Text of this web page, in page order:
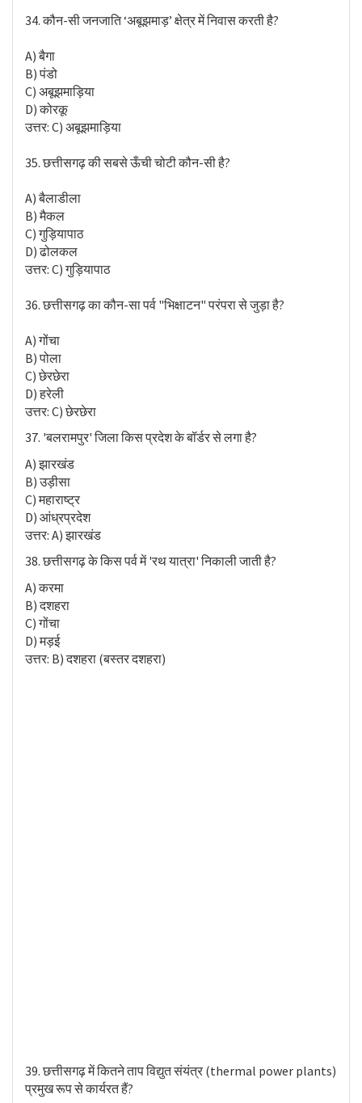
34. कौन-सी जनजाति ‘अबूझमाड़’ क्षेत्र में निवास करती है?
A) बैगा
B) पंडो
C) अबूझमाड़िया
D) कोरकू
उत्तर: C) अबूझमाड़िया
35. छत्तीसगढ़ की सबसे ऊँची चोटी कौन-सी है?
A) बैलाडीला
B) मैकल
C) गुड़ियापाठ
D) ढोलकल
उत्तर: C) गुड़ियापाठ
36. छत्तीसगढ़ का कौन-सा पर्व "भिक्षाटन" परंपरा से जुड़ा है?
A) गोंचा
B) पोला
C) छेरछेरा
D) हरेली
उत्तर: C) छेरछेरा
37. 'बलरामपुर' जिला किस प्रदेश के बॉर्डर से लगा है?
A) झारखंड
B) उड़ीसा
C) महाराष्ट्र
D) आंध्रप्रदेश
उत्तर: A) झारखंड
38. छत्तीसगढ़ के किस पर्व में 'रथ यात्रा' निकाली जाती है?
A) करमा
B) दशहरा
C) गोंचा
D) मड़ई
उत्तर: B) दशहरा (बस्तर दशहरा)
39. छत्तीसगढ़ में कितने ताप विद्युत संयंत्र (thermal power plants)
प्रमुख रूप से कार्यरत हैं?